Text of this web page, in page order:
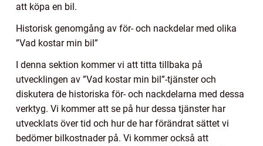
att köpa en bil.
Historisk genomgång av för- och nackdelar med olika
”Vad kostar min bil”
I denna sektion kommer vi att titta tillbaka på
utvecklingen av ”Vad kostar min bil”-tjänster och
diskutera de historiska för- och nackdelarna med dessa
verktyg. Vi kommer att se på hur dessa tjänster har
utvecklats över tid och hur de har förändrat sättet vi
bedömer bilkostnader på. Vi kommer också att